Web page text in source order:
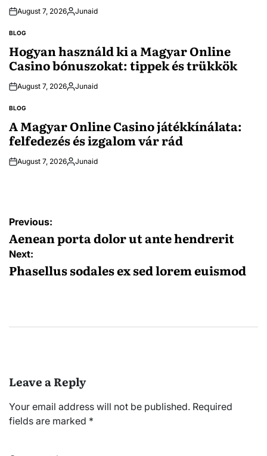
August 7, 2026Posted
Junaid
POSTED
BLOG
Hogyan használd ki a Magyar Online
Casino bónuszokat: tippek és trükkök
August 7, 2026Posted
Junaid
POSTED
BLOG
A Magyar Online Casino játékkínálata:
felfedezés és izgalom vár rád
August 7, 2026Posted
Junaid
Post
navigation
Previous:
Aenean porta dolor ut ante hendrerit
Next:
Phasellus sodales ex sed lorem euismod
Leave a Reply
Your email address will not be published. Required
fields are marked *